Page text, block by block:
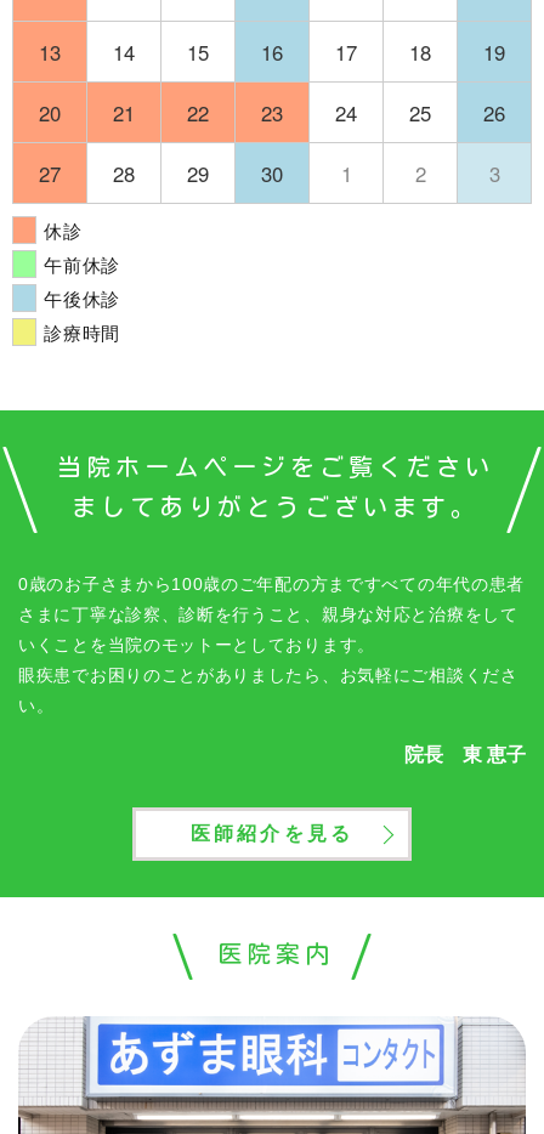
13 14 15 16 17 18 19
20 21 22 23 24 25 26
27 28 29 30 1 2 3
休診
午前休診
午後休診
診療時間
当院ホームページをご覧ください
ましてありがとうございます。
0歳のお子さまから100歳のご年配の方まですべての年代の患者
さまに丁寧な診察、診断を行うこと、親身な対応と治療をして
いくことを当院のモットーとしております。
眼疾患でお困りのことがありましたら、お気軽にご相談くださ
い。
院長 東 恵子
医師紹介を見る
医院案内